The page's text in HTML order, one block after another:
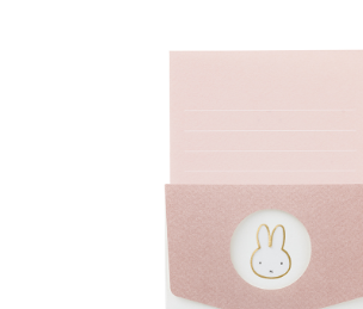
カテゴリから探す
お問い合わせ